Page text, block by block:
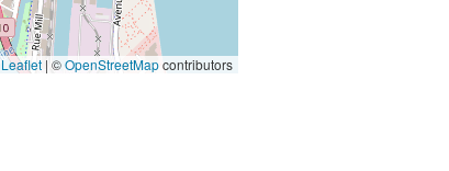
Leaflet | ©OpenStreetMapcontributors